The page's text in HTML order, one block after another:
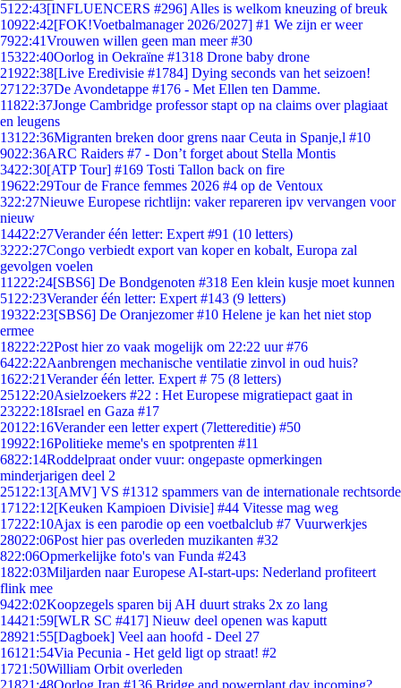
51 22:43[INFLUENCERS #296] Alles is welkom kneuzing of breuk
10922:42[FOK!Voetbalmanager 2026/2027] #1 We zijn er weer
7922:41Vrouwen willen geen man meer #30
15322:40Oorlog in Oekraïne #1318 Drone baby drone
21922:38[Live Eredivisie #1784] Dying seconds van het seizoen!
271 22:37De Avondetappe #176 - Met Ellen ten Damme.
11822:37Jonge Cambridge professor stapt op na claims over plagiaat
en leugens
131 22:36Migranten breken door grens naar Ceuta in Spanje,l #10
9022:36ARC Raiders #7 - Don’t forget about Stella Montis
3422:30[ATP Tour] #169 Tosti Tallon back on fire
19622:29Tour de France femmes 2026 #4 op de Ventoux
322:27Nieuwe Europese richtlijn: vaker repareren ipv vervangen voor
nieuw
14422:27Verander één letter: Expert #91 (10 letters)
3222:27Congo verbiedt export van koper en kobalt, Europa zal
gevolgen voelen
11222:24[SBS6] De Bondgenoten #318 Een klein kusje moet kunnen
51 22:23Verander één letter: Expert #143 (9 letters)
19322:23[SBS6] De Oranjezomer #10 Helene je kan het niet stop
ermee
18222:22Post hier zo vaak mogelijk om 22:22 uur #76
6422:22Aanbrengen mechanische ventilatie zinvol in oud huis?
1622:21Verander één letter. Expert # 75 (8 letters)
251 22:20Asielzoekers #22 : Het Europese migratiepact gaat in
23222:18Israel en Gaza #17
201 22:16Verander een letter expert (7lettereditie) #50
19922:16Politieke meme's en spotprenten #11
6822:14Roddelpraat onder vuur: ongepaste opmerkingen
minderjarigen deel 2
251 22:13[AMV] VS #1312 spammers van de internationale rechtsorde
171 22:12[Keuken Kampioen Divisie] #44 Vitesse mag weg
17222:10Ajax is een parodie op een voetbalclub #7 Vuurwerkjes
28022:06Post hier pas overleden muzikanten #32
822:06Opmerkelijke foto's van Funda #243
1822:03Miljarden naar Europese AI-start-ups: Nederland profiteert
flink mee
9422:02Koopzegels sparen bij AH duurt straks 2x zo lang
14421:59[WLR SC #417] Nieuw deel openen was kaputt
28921:55[Dagboek] Veel aan hoofd - Deel 27
161 21:54Via Pecunia - Het geld ligt op straat! #2
1721:50William Orbit overleden
21821:48Oorlog Iran #136 Bridge and powerplant day incoming?